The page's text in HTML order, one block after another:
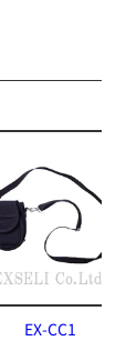
EX-CC1